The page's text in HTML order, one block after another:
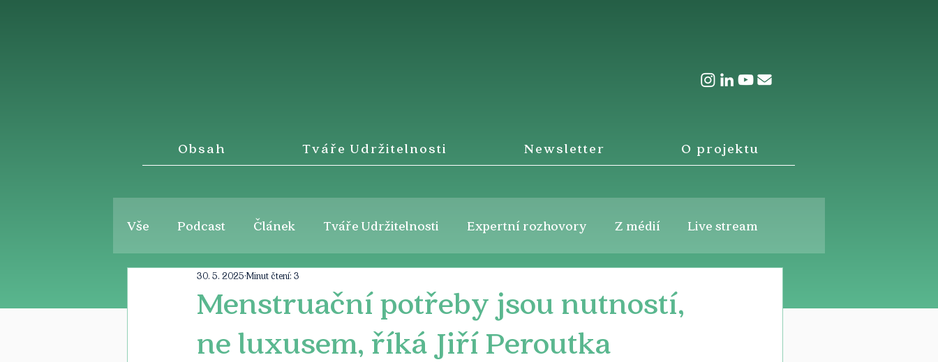
Obsah Tváře Udržitelnosti Newsletter O projektu
Vše Podcast Článek Tváře Udržitelnosti Expertní rozhovory Z médií Live stream
Menstruační potřeby jsou nutností,
ne luxusem, říká Jiří Peroutka
30. 5. 2025 Minut čtení: 3